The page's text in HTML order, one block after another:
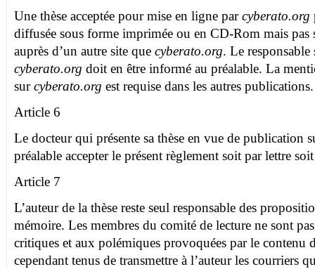
Une thèse acceptée pour mise en ligne parcyberato.org
diffusée sous forme imprimée ou en CD-Rom mais pas
auprès d’un autre site que cyberato.org. Le
cyberato.org doit en être informé au préalable. La
surcyberato.org est requise dans les autres publications.
Article 6
Le docteur qui présente sa thèse en vue de publication
préalable accepter le présent règlement soit par lettre
Article 7
L’auteur de la thèse reste seul responsable des
mémoire. Les membres du comité de lecture ne sont
critiques et aux polémiques provoquées par le contenu
cependant tenus de transmettre à l’auteur les courriers